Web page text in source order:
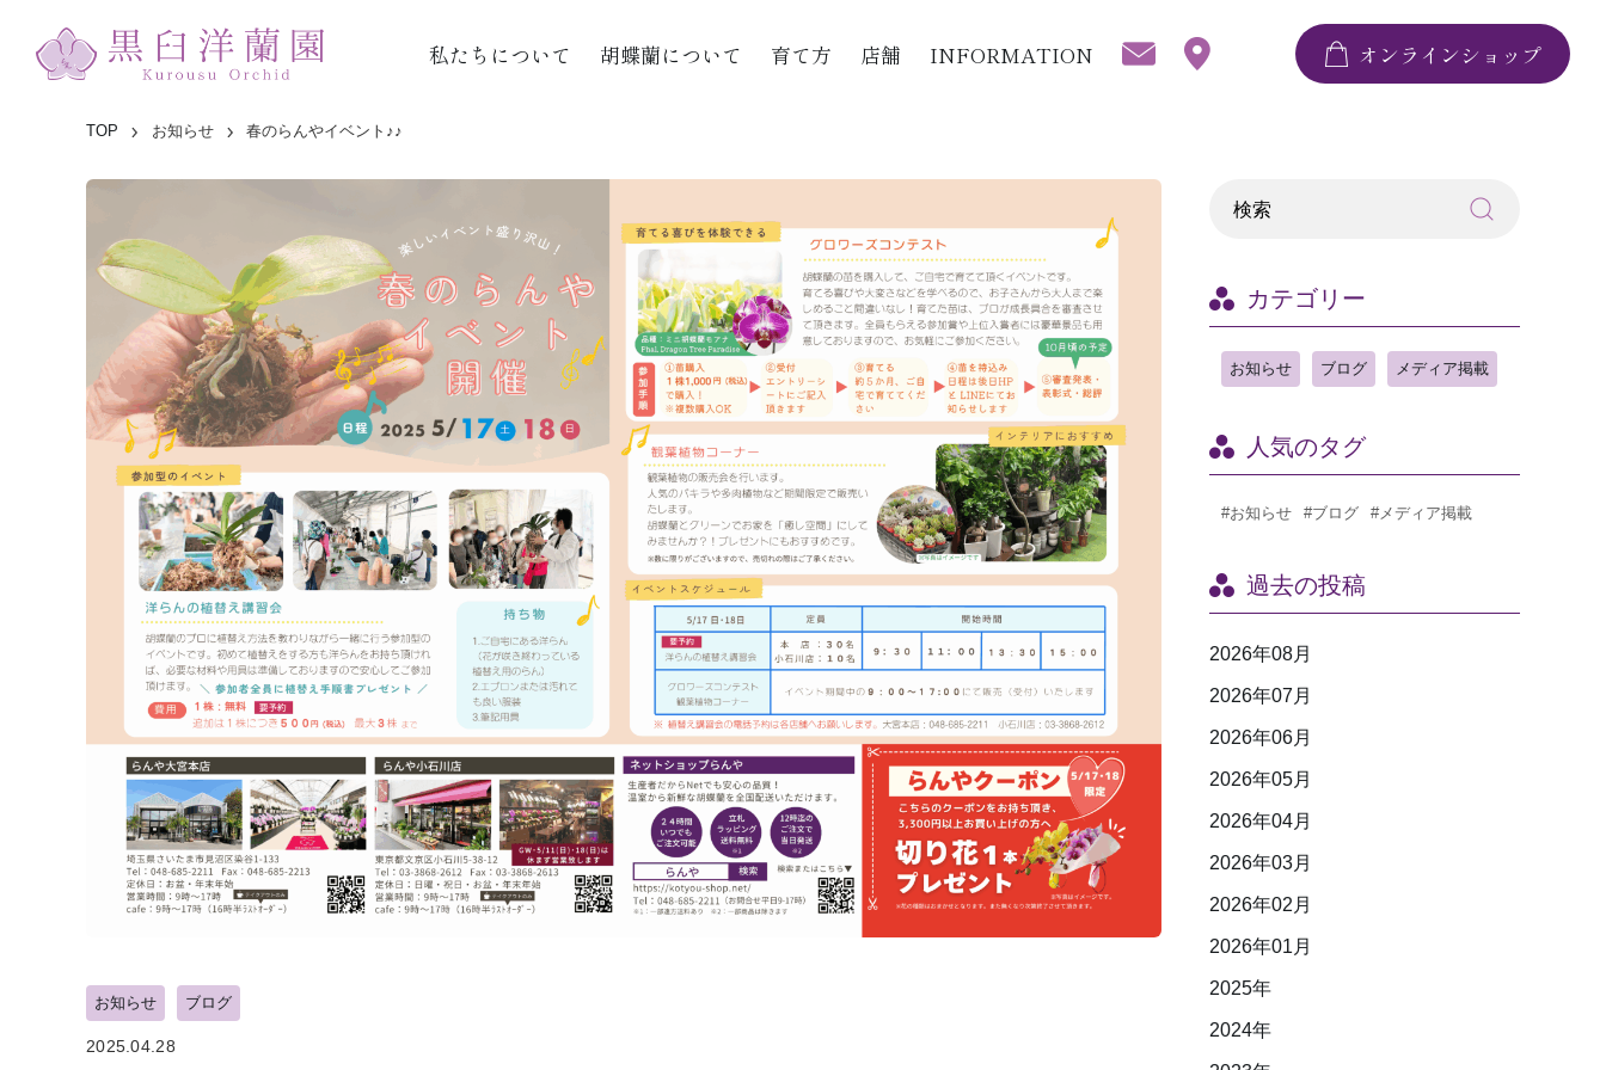
私たちについて 胡蝶蘭について 育て方 店舗 INFORMATION オンラインショップ
TOP お知らせ 春のらんやイベント♪♪
お知らせ ブログ
2025.04.28
カテゴリー
お知らせ ブログ メディア掲載
人気のタグ
#お知らせ #ブログ #メディア掲載
過去の投稿
2026年08月
2026年07月
2026年06月
2026年05月
2026年04月
2026年03月
2026年02月
2026年01月
2025年
2024年